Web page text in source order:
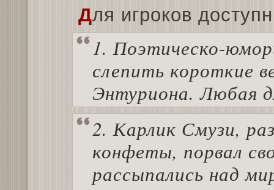
Для игроков
1. Поэтическо-
слепить короткие
Энтуриона. Любая
2. Карлик Смузи,
конфеты, порвал
рассыпались над